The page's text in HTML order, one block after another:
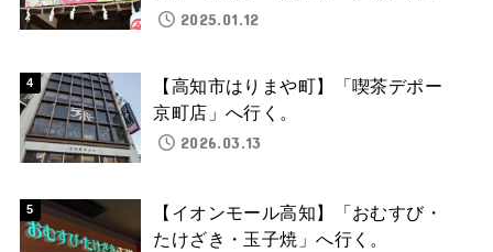
2025.01.12
【高知市はりまや町】「喫茶デポー
京町店」へ行く。
2026.03.13
【イオンモール高知】「おむすび・
たけざき・玉子焼」へ行く。